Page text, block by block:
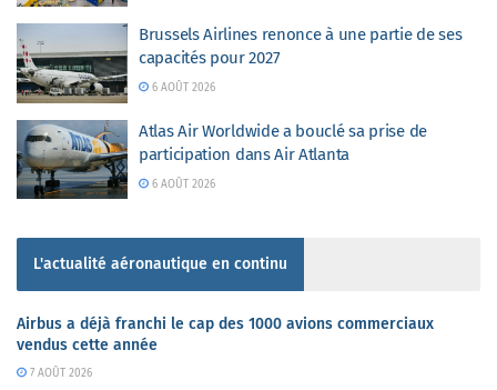
Brussels Airlines renonce à une partie de ses
capacités pour 2027
6 AOÛT 2026
Atlas Air Worldwide a bouclé sa prise de
participation dans Air Atlanta
6 AOÛT 2026
L'actualité aéronautique en continu
Airbus a déjà franchi le cap des 1000 avions commerciaux
vendus cette année
7 AOÛT 2026